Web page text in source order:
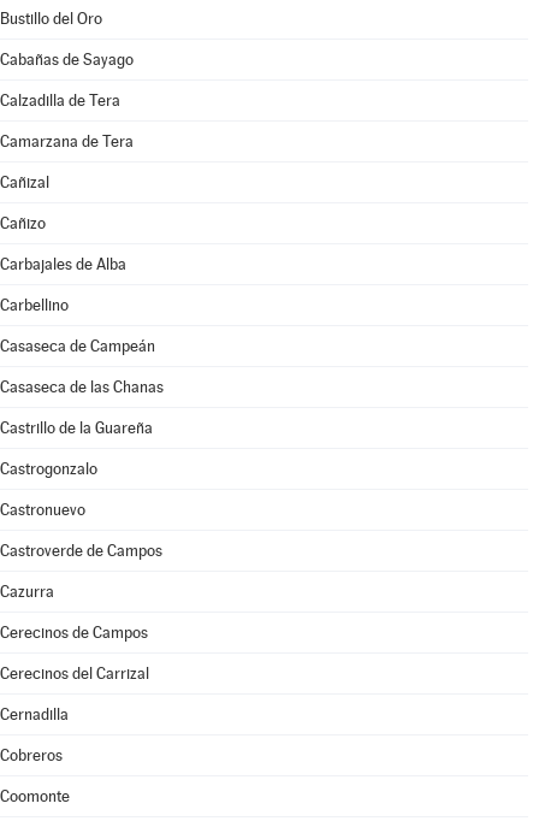
Bustillo del Oro
Cabañas de Sayago
Calzadilla de Tera
Camarzana de Tera
Cañizal
Cañizo
Carbajales de Alba
Carbellino
Casaseca de Campeán
Casaseca de las Chanas
Castrillo de la Guareña
Castrogonzalo
Castronuevo
Castroverde de Campos
Cazurra
Cerecinos de Campos
Cerecinos del Carrizal
Cernadilla
Cobreros
Coomonte